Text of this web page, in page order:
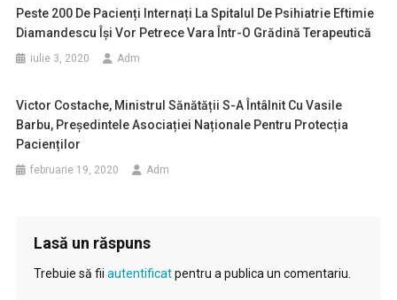
Peste 200 De Pacienți Internați La Spitalul De Psihiatrie Eftimie
Diamandescu Își Vor Petrece Vara Într-O Grădină Terapeutică
iulie 3, 2020 Adm
Victor Costache, Ministrul Sănătății S-A Întâlnit Cu Vasile
Barbu, Președintele Asociației Naționale Pentru Protecția
Pacienților
februarie 19, 2020 Adm
Lasă un răspuns
Trebuie să fii autentificatpentru a publica un comentariu.